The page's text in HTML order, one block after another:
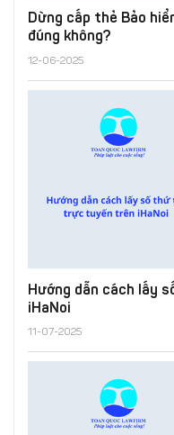
Dừng cấp thẻ Bảo
đúng không?
12-06-2025
Hướng dẫn cách lấy
iHaNoi
11-07-2025